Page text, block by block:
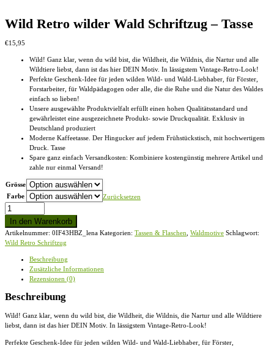
Wild Retro wilder Wald Schriftzug – Tasse
€15,95
Wild! Ganz klar, wenn du wild bist, die Wildheit, die Wildnis, die Nartur und alle
Wildtiere liebst, dann ist das hier DEIN Motiv. In lässigstem Vintage-Retro-Look!
Perfekte Geschenk-Idee für jeden wilden Wild- und Wald-Liebhaber, für Förster,
Forstarbeiter, für Waldpädagogen oder alle, die die Ruhe und die Natur des Waldes
einfach so lieben!
Unsere ausgewählte Produktvielfalt erfüllt einen hohen Qualitätsstandard und
gewährleistet eine ausgezeichnete Produkt- sowie Druckqualität. Exklusiv in
Deutschland produziert
Moderne Kaffeetasse. Der Hingucker auf jedem Frühstückstisch, mit hochwertigem
Druck. Tasse
Spare ganz einfach Versandkosten: Kombiniere kostengünstig mehrere Artikel und
zahle nur einmal Versand!
Grösse
Farbe
Zurücksetzen
Wild
Retro
wilder
Wald
Schriftzug
In den Warenkorb
Artikelnummer: 0IF43HBZ_lena Kategorien: Tassen & Flaschen Waldmotive Schlagwort:
Wild Retro Schriftzug
Beschreibung
Zusätzliche Informationen
Rezensionen (0)
Beschreibung
Wild! Ganz klar, wenn du wild bist, die Wildheit, die Wildnis, die Nartur und alle Wildtiere
liebst, dann ist das hier DEIN Motiv. In lässigstem Vintage-Retro-Look!
Perfekte Geschenk-Idee für jeden wilden Wild- und Wald-Liebhaber, für Förster,